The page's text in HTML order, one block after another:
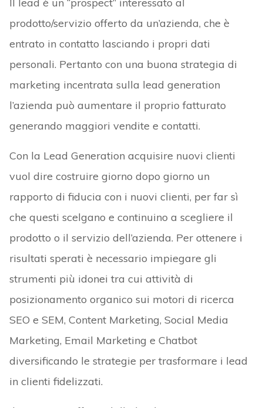
prodotto/servizio offerto da un’azienda, che è
entrato in contatto lasciando i propri dati
personali. Pertanto con una buona strategia di
marketing incentrata sulla lead generation
l’azienda può aumentare il proprio fatturato
generando maggiori vendite e contatti.
Con la Lead Generation acquisire nuovi clienti
vuol dire costruire giorno dopo giorno un
rapporto di fiducia con i nuovi clienti, per far sì
che questi scelgano e continuino a scegliere il
prodotto o il servizio dell’azienda. Per ottenere i
risultati sperati è necessario impiegare gli
strumenti più idonei tra cui attività di
posizionamento organico sui motori di ricerca
SEO e SEM, Content Marketing, Social Media
Marketing, Email Marketing e Chatbot
diversificando le strategie per trasformare i lead
in clienti fidelizzati.